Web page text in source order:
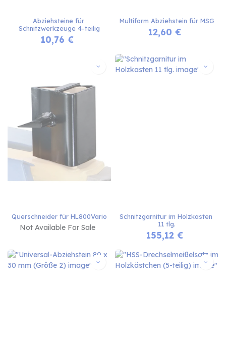
Abziehsteine für
Schnitzwerkzeuge 4-teilig
10,76 €
Multiform Abziehstein für MSG
12,60 €
Querschneider für HL800Vario
Not Available For Sale
Schnitzgarnitur im Holzkasten
11 tlg.
155,12 €